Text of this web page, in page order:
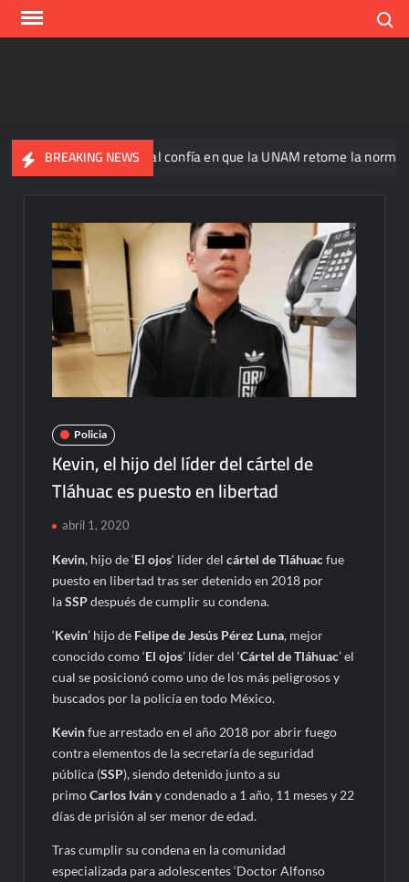
Skip
BREAKING NEWS
Ricardo Monreal confía en que la UNAM retome la normalidad
Policia
Kevin, el hijo del líder del cártel de
Tláhuac es puesto en libertad
abril 1, 2020
Kevin, hijo de ‘El ojos‘ líder delcártel de Tláhuacfue
puesto en libertad tras ser detenido en 2018 por
laSSPdespués de cumplir su condena.
‘Kevin’ hijo de Felipe de Jesús Pérez Luna, mejor
conocido como ‘El ojos’ líder del ‘Cártel de Tláhuac’ el
cual se posicionó como uno de los más peligrosos y
buscados por la policía en todo México.
Kevinfue arrestado en el año 2018 por abrir fuego
contra elementos de la secretaría de seguridad
pública (SSP), siendo detenido junto a su
primoCarlos Ivány condenado a 1 año, 11 meses y 22
días de prisión al ser menor de edad.
Tras cumplir su condena en la comunidad
especializada para adolescentes ‘Doctor Alfonso